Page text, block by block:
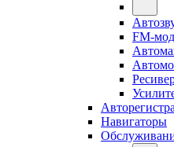
FM-
Навигаторы